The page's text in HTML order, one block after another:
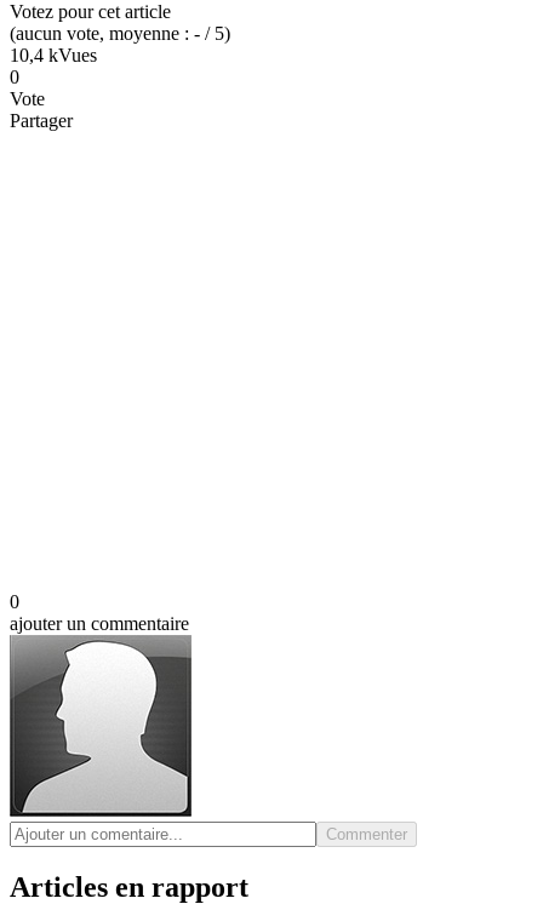
Votez pour cet article
(aucun vote, moyenne : - / 5)
10,4 kVues
0
Vote
Partager
0
ajouter un commentaire
Commenter
Articles en rapport